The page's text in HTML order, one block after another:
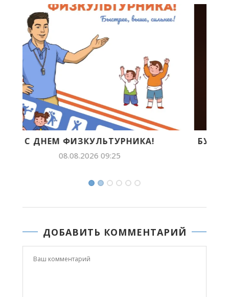
БУДУЩЕЕ ЯКУТИИ В ЛИЦАХ: ЛИЛИАНА
ПОПОВА ПОКОРЯЕТ...
ДОБАВИТЬ КОММЕНТАРИЙ